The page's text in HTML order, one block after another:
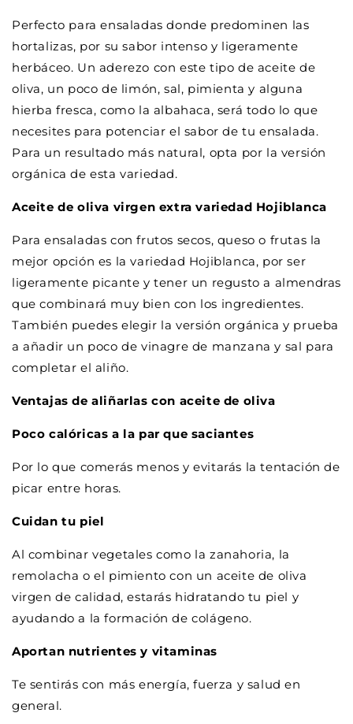
Perfecto para ensaladas donde predominen las
hortalizas, por su sabor intenso y ligeramente
herbáceo. Un aderezo con este tipo de aceite de
oliva, un poco de limón, sal, pimienta y alguna
hierba fresca, como la albahaca, será todo lo que
necesites para potenciar el sabor de tu ensalada.
Para un resultado más natural, opta por la versión
orgánica de esta variedad.
Aceite de oliva virgen extra variedad Hojiblanca
Para ensaladas con frutos secos, queso o frutas la
mejor opción es la variedad Hojiblanca, por ser
ligeramente picante y tener un regusto a almendras
que combinará muy bien con los ingredientes.
También puedes elegir la versión orgánica y prueba
a añadir un poco de vinagre de manzana y sal para
completar el aliño.
Ventajas de aliñarlas con aceite de oliva
Poco calóricas a la par que saciantes
Por lo que comerás menos y evitarás la tentación de
picar entre horas.
Cuidan tu piel
Al combinar vegetales como la zanahoria, la
remolacha o el pimiento con un aceite de oliva
virgen de calidad, estarás hidratando tu piel y
ayudando a la formación de colágeno.
Aportan nutrientes y vitaminas
Te sentirás con más energía, fuerza y salud en
general.